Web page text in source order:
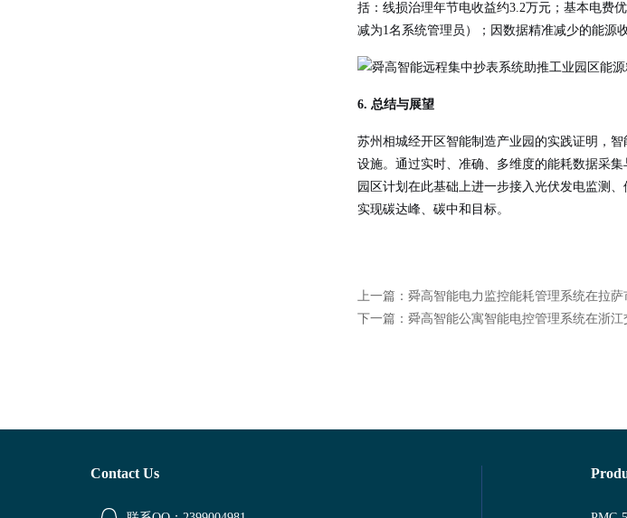
括：线损治理年节电收益约3.2万元；基本电费
减为1名系统管理员）；因数据精准减少的能源
6. 总结与展望
苏州相城经开区智能制造产业园的实践证明，
设施。通过实时、准确、多维度的能耗数据采
园区计划在此基础上进一步接入光伏发电监测
实现碳达峰、碳中和目标。
上一篇： 舜高智能电力监控能耗管理系统在拉
下一篇： 舜高智能公寓智能电控管理系统在浙
Contact Us